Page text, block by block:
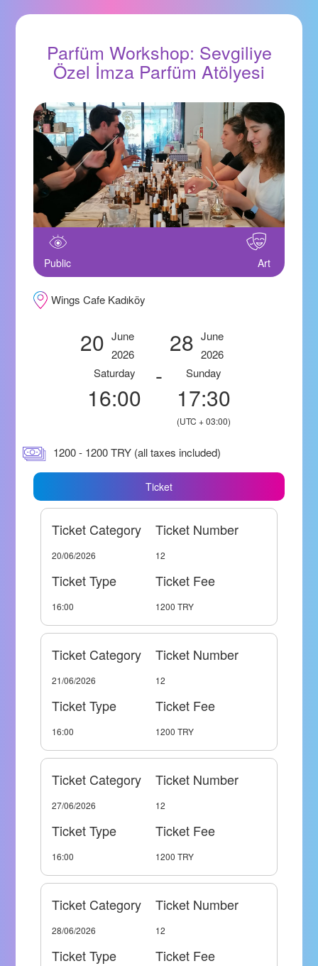
Parfüm Workshop: Sevgiliye
Özel İmza Parfüm Atölyesi
Public Art
Wings Cafe Kadıköy
20 June
2026
Saturday
16:00
-
28 June
2026
Sunday
17:30
(UTC + 03:00)
1200 - 1200 TRY (all taxes included)
Ticket
Ticket Category Ticket Number
20/06/2026 12
Ticket Type Ticket Fee
16:00 1200 TRY
Ticket Category Ticket Number
21/06/2026 12
Ticket Type Ticket Fee
16:00 1200 TRY
Ticket Category Ticket Number
27/06/2026 12
Ticket Type Ticket Fee
16:00 1200 TRY
Ticket Category Ticket Number
28/06/2026 12
Ticket Type Ticket Fee